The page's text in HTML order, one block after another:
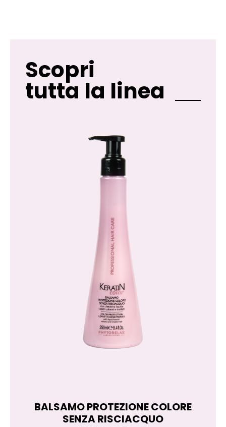
Scopri
tutta la linea
BALSAMO PROTEZIONE COLORE
SENZA RISCIACQUO